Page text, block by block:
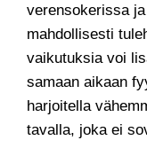
verensokerissa
mahdollisesti
vaikutuksia voi
samaan aikaan
harjoitella
tavalla, joka ei